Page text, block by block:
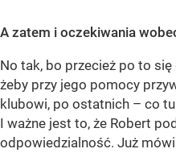
A zatem i oczekiwania
No tak, bo przecież po to
żeby przy jego pomocy
klubowi, po ostatnich – co
I ważne jest to, że Robert
odpowiedzialność. Już